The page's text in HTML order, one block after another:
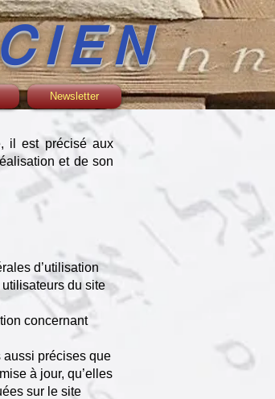
Newsletter
il est précisé aux
et de son
d’utilisation
du site
concernant
précises que
à jour, qu’elles
sur le site